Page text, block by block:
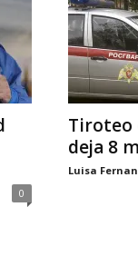
0
Tiroteo
deja 8
Luisa